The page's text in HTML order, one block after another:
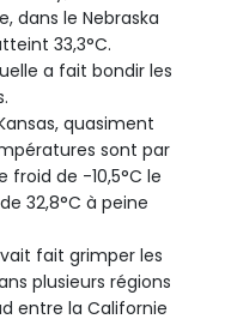
dans le Nebraska
33,3°C.
a fait bondir les
quasiment
sont par
froid de -10,5°C le
32,8°C à peine
fait grimper les
plusieurs régions
entre la Californie